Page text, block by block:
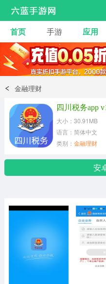
安卓手游
热门手游 角
动作射击
冒险解谜 经
体育竞技
首页 手游 应用
金融理财
四川税务app
大小：30.91MB
语言：简体中文
类别： 金融理财
安